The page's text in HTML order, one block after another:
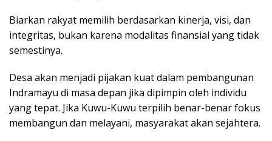
Biarkan rakyat memilih berdasarkan kinerja, visi, dan
integritas, bukan karena modalitas finansial yang tidak
semestinya.
​Desa akan menjadi pijakan kuat dalam pembangunan
Indramayu di masa depan jika dipimpin oleh individu
yang tepat. Jika Kuwu-Kuwu terpilih benar-benar fokus
membangun dan melayani, masyarakat akan sejahtera.